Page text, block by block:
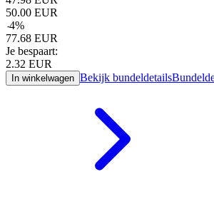
50.00 EUR
-4%
77.68 EUR
Je bespaart:
2.32 EUR
In winkelwagen Bekijk bundeldetails